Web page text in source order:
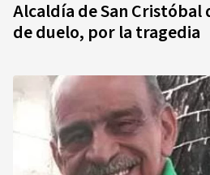
Alcaldía de San Cristóbal
de duelo, por la tragedia